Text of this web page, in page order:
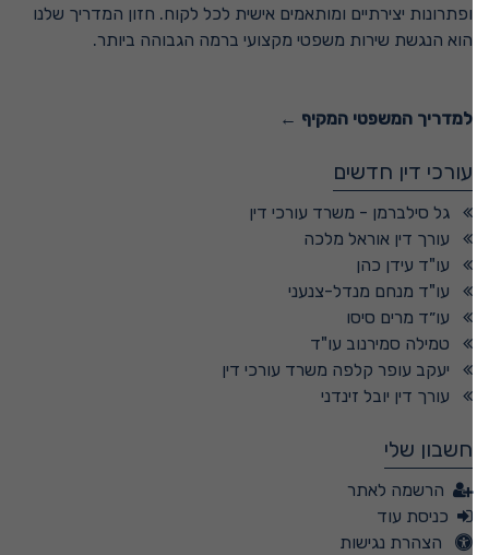
ופתרונות יצירתיים ומותאמים אישית לכל לקוח. חזון המדריך שלנו
הוא הנגשת שירות משפטי מקצועי ברמה הגבוהה ביותר.
למדריך המשפטי המקיף ←
עורכי דין חדשים
גל סילברמן - משרד עורכי דין
עורך דין אוראל מלכה
עו"ד עידן כהן
עו"ד מנחם מנדל-צנעני
עו״ד מרים סיסו
טמילה סמירנוב עו"ד
יעקב עופר קלפה משרד עורכי דין
עורך דין יובל זינדני
חשבון שלי
הרשמה לאתר
כניסת עוד
הצהרת נגישות